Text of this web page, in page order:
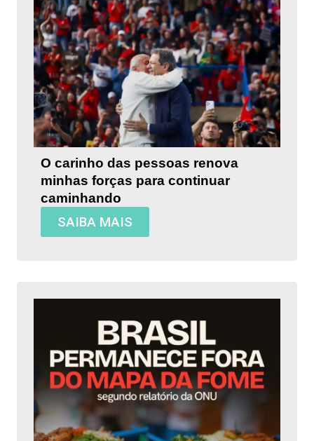
O carinho das pessoas renova
minhas forças para continuar
caminhando
SAIBA MAIS